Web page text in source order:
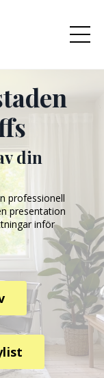
din
professionell
presentation
inför